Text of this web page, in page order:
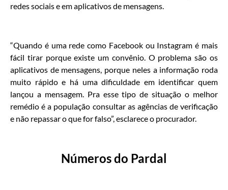
redes sociais e em aplicativos de mensagens.
“Quando é uma rede como Facebook ou Instagram é mais
fácil tirar porque existe um convênio. O problema são os
aplicativos de mensagens, porque neles a informação roda
muito rápido e há uma dificuldade em identificar quem
lançou a mensagem. Pra esse tipo de situação o melhor
remédio é a população consultar as agências de verificação
e não repassar o que for falso”, esclarece o procurador.
Números do Pardal